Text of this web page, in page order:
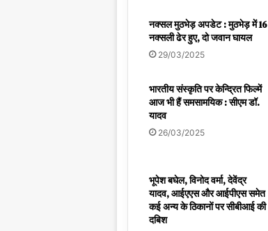
नक्सल मुठभेड़ अपडेट : मुठभेड़ में 16
नक्सली ढेर हुए, दो जवान घायल
29/03/2025
भारतीय संस्कृति पर केन्द्रित फिल्में
आज भी हैं समसामयिक : सीएम डॉ.
यादव
26/03/2025
भूपेश बघेल, विनोद वर्मा, देवेंद्र
यादव, आईएएस और आईपीएस समेत
कई अन्य के ठिकानों पर सीबीआई की
दबिश